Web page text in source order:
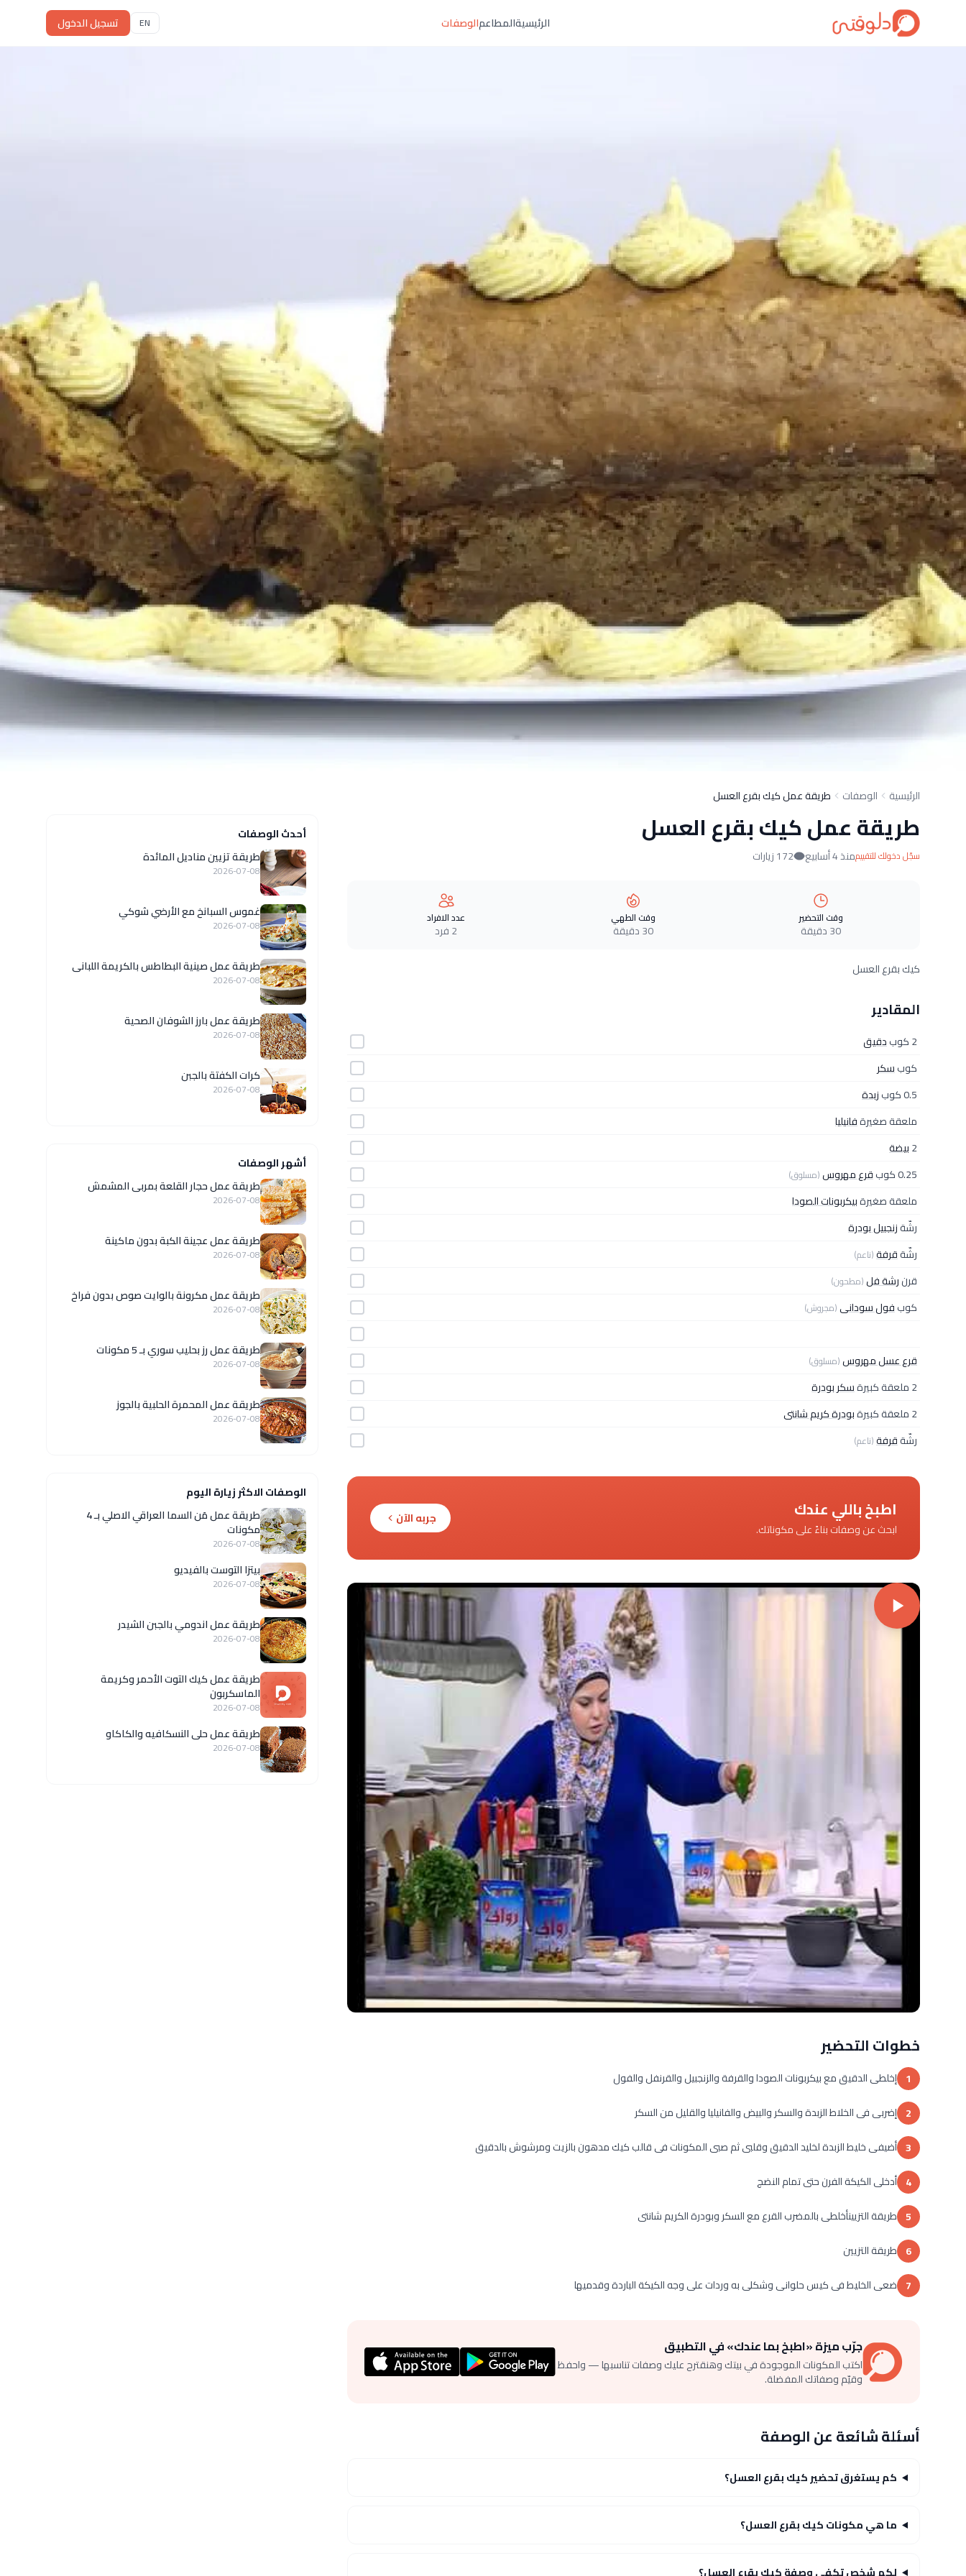
الرئيسيةالمطاعمالوصفات EN تسجيل الدخول
الرئيسية الوصفات طريقة عمل كيك بقرع العسل
طريقة عمل كيك بقرع العسل
سجّل دخولك للتقييممنذ 4 أسابيع 172 زيارات
وقت التحضير
30 دقيقة
وقت الطهي
30 دقيقة
عدد الافراد
2 فرد
كيك بقرع العسل
المقادير
2 كوب
دقيق
كوبسكر
0.5 كوب
زبدة
ملعقة صغيرةفانيليا
2بيضة
0.25 كوب
قرع مهروس(مسلوق)
ملعقة صغيرةبيكربونات الصودا
رشّةزنجبيل بودرة
رشّةقرفة(ناعم)
قرنرشة فل(مطحون)
كوبفول سودانى (مجروش)
قرع عسل مهروس(مسلوق)
2 ملعقة كبيرة
سكر بودرة
2 ملعقة كبيرة
بودرة كريم شانتى
رشّةقرفة(ناعم)
اطبخ باللي عندك
ابحث عن وصفات بناءً على مكوناتك.
جربه الآن
خطوات التحضير
1 إخلطى الدقيق مع بيكربونات الصودا والقرفة والزنجبيل والقرنفل والفول
2 إضربى فى الخلاط الزبدة والسكر والبيض والفانيليا والقليل من السكر
3 أضيفى خليط الزبدة لخليد الدقيق وقلبى ثم صبى المكونات فى قالب كيك مدهون بالزيت ومرشوش بالدقيق
4 أدخلى الكيكة الفرن حتى تمام النضج
5 طريقة التزيينأخلطى بالمضرب القرع مع السكر وبودرة الكريم شانتى
6 طريقة التزيين
7 ضعى الخليط فى كيس حلوانى وشكلى به وردات على وجه الكيكة الباردة وقدميها
جرّب ميزة «اطبخ بما عندك» في التطبيق
اكتب المكونات الموجودة في بيتك وهنقترح عليك وصفات تناسبها — واحفظ
وقيّم وصفاتك المفضلة.
أسئلة شائعة عن الوصفة
كم يستغرق تحضير كيك بقرع العسل؟
ما هي مكونات كيك بقرع العسل؟
أحدث الوصفات
طريقة تزيين مناديل المائدة
2026-07-08
غموس السبانخ مع الأرضي شوكي
2026-07-08
طريقة عمل صينية البطاطس بالكريمة اللبانى
2026-07-08
طريقة عمل بارز الشوفان الصحية
2026-07-08
كرات الكفتة بالجبن
2026-07-08
أشهر الوصفات
طريقة عمل حجار القلعة بمربى المشمش
2026-07-08
طريقة عمل عجينة الكبة بدون ماكينة
2026-07-08
طريقة عمل مكرونة بالوايت صوص بدون فراخ
2026-07-08
طريقة عمل رز بحليب سوري بـ 5 مكونات
2026-07-08
طريقة عمل المحمرة الحلبية بالجوز
2026-07-08
الوصفات الاكثر زيارة اليوم
طريقة عمل مَن السما العراقي الاصلي بـ 4
مكونات
2026-07-08
بيتزا التوست بالفيديو
2026-07-08
طريقة عمل اندومي بالجبن الشيدر
2026-07-08
طريقة عمل كيك التوت الأحمر وكريمة
الماسكربون
2026-07-08
طريقة عمل حلى النسكافيه والكاكاو
2026-07-08